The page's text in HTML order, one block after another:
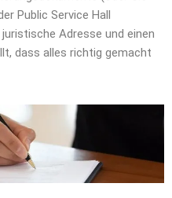
Public Service Hall
Adresse und einen
dass alles richtig gemacht